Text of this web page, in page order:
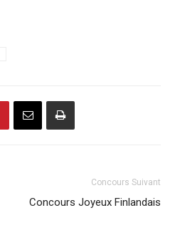
Concours Suivant
Concours Joyeux Finlandais